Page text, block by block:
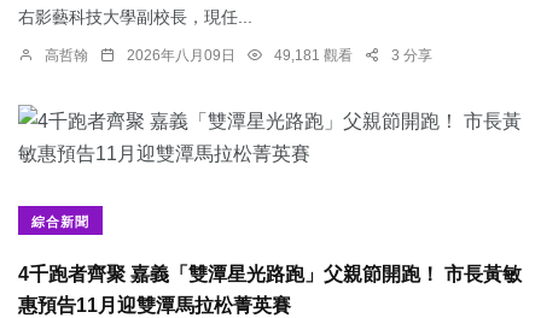
右影藝科技大學副校長，現任...
高哲翰 2026年八月09日 49,181 觀看 3 分享
綜合新聞
4千跑者齊聚 嘉義「雙潭星光路跑」父親節開跑！ 市長黃敏
惠預告11月迎雙潭馬拉松菁英賽